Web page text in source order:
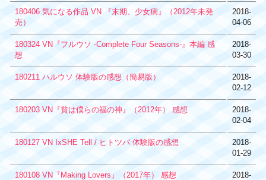
180406 気になる作品 VN 『末期、少女病』（2012年未発
売）
2018-
04-06
180324 VN『フルウソ -Complete Four Seasons-』本編 感
想
2018-
03-30
180211 ハルウソ 体験版の感想（簡易版）
2018-
02-12
180203 VN『貧は僕らの福の神』（2012年） 感想
2018-
02-04
180127 VN IxSHE Tell / ヒトツバ 体験版の感想
2018-
01-29
180108 VN『Making Lovers』（2017年） 感想
2018-